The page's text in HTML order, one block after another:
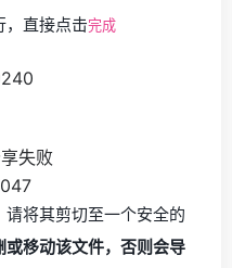
，直接点击完成
将其剪切至一个安全的
移动该文件，否则会导